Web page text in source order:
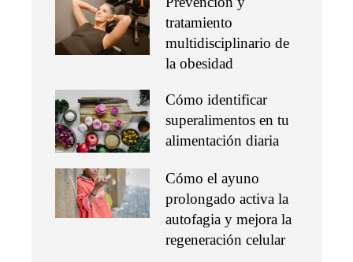
tratamiento
multidisciplinario de
la obesidad
Cómo identificar
superalimentos en tu
alimentación diaria
Cómo el ayuno
prolongado activa la
autofagia y mejora la
regeneración celular